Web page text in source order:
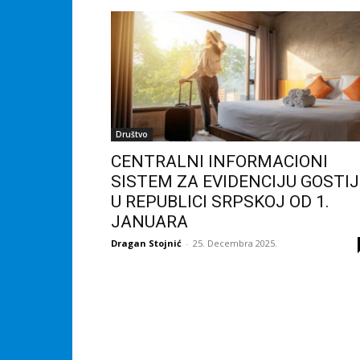
Društvo
CENTRALNI INFORMACIONI
SISTEM ZA EVIDENCIJU
U REPUBLICI SRPSKOJ OD 1.
JANUARA
Dragan Stojnić - 25. Decembra 2025.